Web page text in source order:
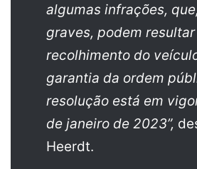
algumas infrações,
graves, podem
recolhimento do
garantia da ordem
resolução está em
de janeiro de 2023”,
Heerdt.